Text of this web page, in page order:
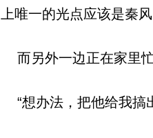
上唯一的光点应该是秦
而另外一边正在家里忙
“想办法，把他给我搞